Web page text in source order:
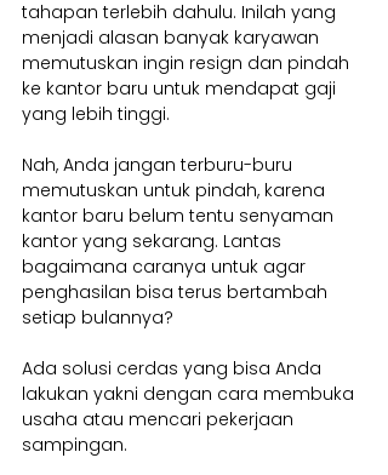
tahapan terlebih dahulu. Inilah yang
menjadi alasan banyak karyawan
memutuskan ingin resign dan pindah
ke kantor baru untuk mendapat gaji
yang lebih tinggi.
Nah, Anda jangan terburu-buru
memutuskan untuk pindah, karena
kantor baru belum tentu senyaman
kantor yang sekarang. Lantas
bagaimana caranya untuk agar
penghasilan bisa terus bertambah
setiap bulannya?
Ada solusi cerdas yang bisa Anda
lakukan yakni dengan cara membuka
usaha atau mencari pekerjaan
sampingan.